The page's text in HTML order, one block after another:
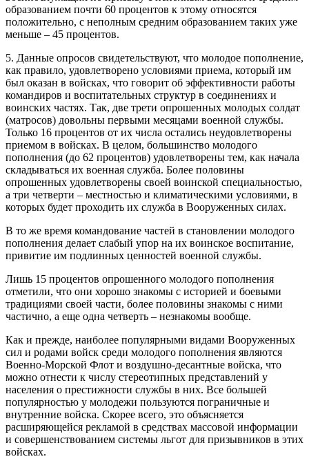
образованием почти 60 процентов к этому относятся
положительно, с неполным средним образованием таких уже
меньше – 45 процентов.
5. Данные опросов свидетельствуют, что молодое пополнение,
как правило, удовлетворено условиями приема, который им
был оказан в войсках, что говорит об эффективности работы
командиров и воспитательных структур в соединениях и
воинских частях. Так, две трети опрошенных молодых солдат
(матросов) довольны первыми месяцами военной службы.
Только 16 процентов от их числа остались неудовлетворены
приемом в войсках. В целом, большинство молодого
пополнения (до 62 процентов) удовлетворены тем, как начала
складываться их военная служба. Более половины
опрошенных удовлетворены своей воинской специальностью,
а три четверти – местностью и климатическими условиями, в
которых будет проходить их служба в Вооруженных силах.
В то же время командование частей в становлении молодого
пополнения делает слабый упор на их воинское воспитание,
привитие им подлинных ценностей военной службы.
Лишь 15 процентов опрошенного молодого пополнения
отметили, что они хорошо знакомы с историей и боевыми
традициями своей части, более половины знакомы с ними
частично, а еще одна четверть – незнакомы вообще.
Как и прежде, наиболее популярными видами Вооруженных
сил и родами войск среди молодого пополнения являются
Военно-Морской Флот и воздушно-десантные войска, что
можно отнести к числу стереотипных представлений у
населения о престижности службы в них. Все большей
популярностью у молодежи пользуются пограничные и
внутренние войска. Скорее всего, это объясняется
расширяющейся рекламой в средствах массовой информации
и совершенствованием системы льгот для призывников в этих
войсках.